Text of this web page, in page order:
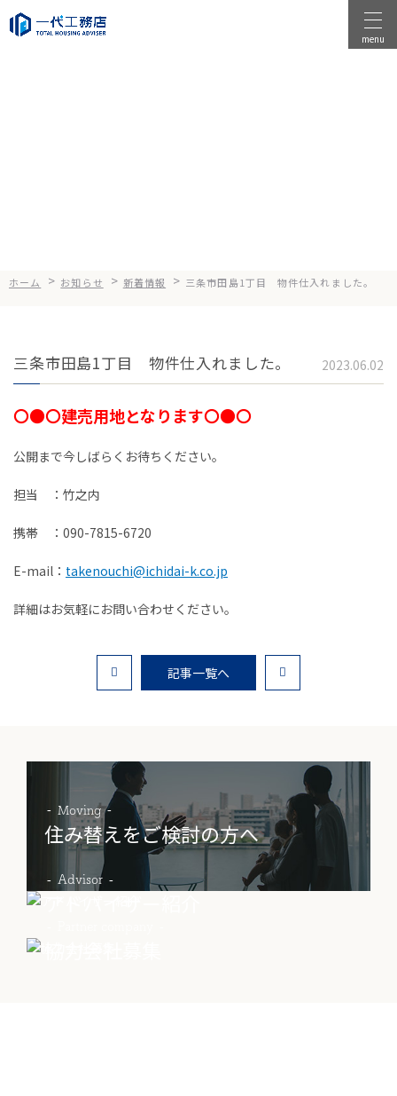
企業方針
コンセプト
選ばれる理由
お客様の声
家選びの知識
よくあるご質問
物件に関する
お問い合わせはこちらから
0258-34-2221
物件売却に関する
お問い合わせ
土地売却に関する
お問い合わせ
お問い合わせ
menu
ホーム > お知らせ > 新着情報 > 三条市田島1丁目 物件仕入れました。
三条市田島1丁目 物件仕入れました。 2023.06.02
〇●〇建売用地となります〇●〇
公開まで今しばらくお待ちください。
担当 ：竹之内
携帯 ：090-7815-6720
E-mail： takenouchi@ichidai-k.co.jp
詳細はお気軽にお問い合わせください。
記事一覧へ
Moving
住み替えをご検討の方へ
Advisor